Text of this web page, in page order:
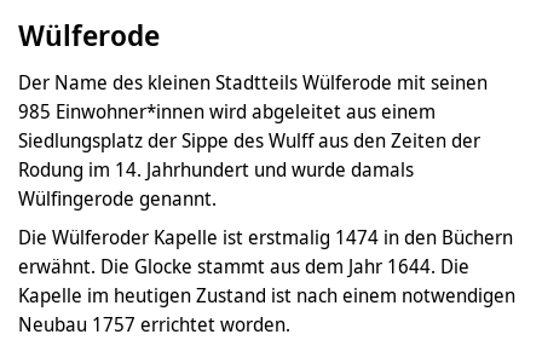
Wülferode
Der Name des kleinen Stadtteils Wülferode mit seinen
985 Einwohner*innen wird abgeleitet aus einem
Siedlungsplatz der Sippe des Wulff aus den Zeiten der
Rodung im 14. Jahrhundert und wurde damals
Wülfingerode genannt.
Die Wülferoder Kapelle ist erstmalig 1474 in den Büchern
erwähnt. Die Glocke stammt aus dem Jahr 1644. Die
Kapelle im heutigen Zustand ist nach einem notwendigen
Neubau 1757 errichtet worden.